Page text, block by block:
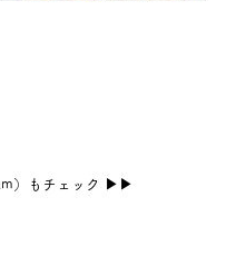
）もチェック ▶︎▶︎